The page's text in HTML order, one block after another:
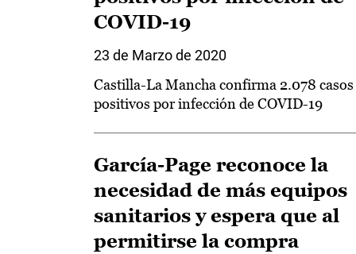
COVID-19
23 de Marzo de 2020
Castilla-La Mancha confirma 2.078 casos
positivos por infección de COVID-19
García-Page reconoce la
necesidad de más equipos
sanitarios y espera que al
permitirse la compra